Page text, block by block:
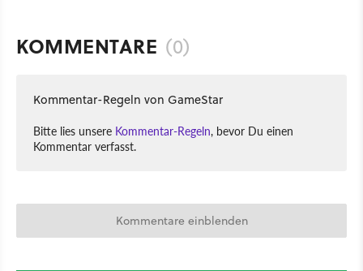
KOMMENTARE (0)
Kommentar-Regeln von GameStar
Bitte lies unsere Kommentar-Regeln, bevor Du einen
Kommentar verfasst.
Kommentare einblenden